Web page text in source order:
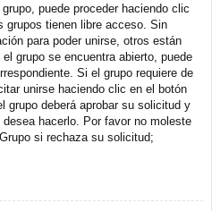
puede proceder haciendo clic
grupos tienen libre acceso. Sin
para poder unirse, otros están
grupo se encuentra abierto, puede
Si el grupo requiere de
unirse haciendo clic en el botón
grupo deberá aprobar su solicitud y
hacerlo. Por favor no moleste
si rechaza su solicitud;